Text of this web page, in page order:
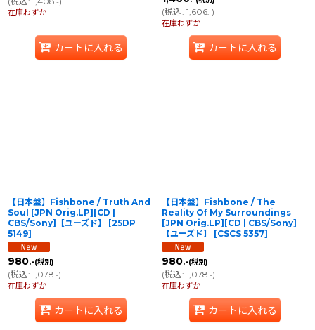
在庫わずか
カートに入れる
(税込: 1,606.-)
在庫わずか
カートに入れる
【日本盤】Fishbone / Truth And
Soul [JPN Orig.LP][CD |
CBS/Sony]【ユーズド】
[25DP
5149]
980.-(税別)
(税込: 1,078.-)
在庫わずか
カートに入れる
【日本盤】Fishbone / The
Reality Of My Surroundings
[JPN Orig.LP][CD | CBS/Sony]
【ユーズド】
[CSCS 5357]
980.-(税別)
(税込: 1,078.-)
在庫わずか
カートに入れる